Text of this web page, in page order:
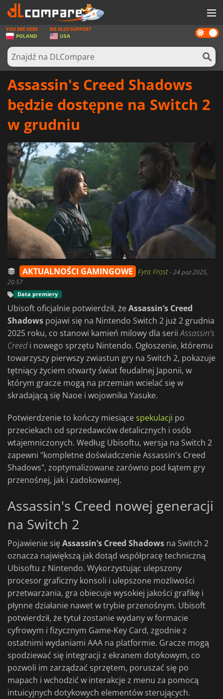
GRY
KARTY DO GIER
OPROGRAMOWANIE
SPRZĘT KOMPUTEROWY
AKTUALNOŚCI
ZALOGUJ SIĘ LUB ZAREJESTRUJ
Dark
mode
YOU ARE HERE
POLAND
WE ALSO SUPPORT
USA
Assassin's Creed Shadows
będzie dostępne na Switch 2
w grudniu
AKTUALNOŚCI GAMINGOWE Fyra Frost-24 paź 2025,
20:57
Data premiery
Ubisoft oficjalnie potwierdził, żeAssassin’s Creed
Shadows pojawi się na Nintendo Switch 2 już 2 grudnia
2025 roku, co stanowi kamień milowy dla seriiAssassin's
Creedi nowego sprzętu Nintendo. Ogłoszenie, któremu
towarzyszy pierwszy zwiastun gry na Switch 2, pokazuje
tętniący życiem otwarty świat feudalnej Japonii, w
którym gracze mogą na przemian wcielać się w
skradającą się Naoe i wojownika Yasuke.
Potwierdzenie to kończy miesiącespekulacji po
przeciekach od sprzedawców detalicznych i osób
wtajemniczonych. Według Ubisoftu, wersja na Switch 2
zapewni "kompletne doświadczenie Assassin's Creed
Shadows", zoptymalizowane zarówno pod kątem gry
przenośnej, jak i zadokowanej.
Assassin's Creed nowej generacji
na Switch 2
Pojawienie sięAssassin’s Creed Shadows na Switch 2
oznacza największą jak dotąd współpracę techniczną
Ubisoftu z Nintendo. Wykorzystując ulepszony
procesor graficzny konsoli i ulepszone możliwości
przetwarzania, gra obiecuje wysokiej jakości grafikę i
płynne działanie nawet w trybie przenośnym. Ubisoft
potwierdził, że tytuł zostanie wydany w formacie
cyfrowym i fizycznym Game-Key Card, zgodnie z
ostatnimi wydaniami AAA na platformie. Gracze mogą
spodziewać się integracji z ekranem dotykowym, co
pozwoli im zarządzać sprzętem, poruszać się po
mapach i wchodzić w interakcje z menu za pomocą
intuicyjnych dotykowych elementów sterujących.